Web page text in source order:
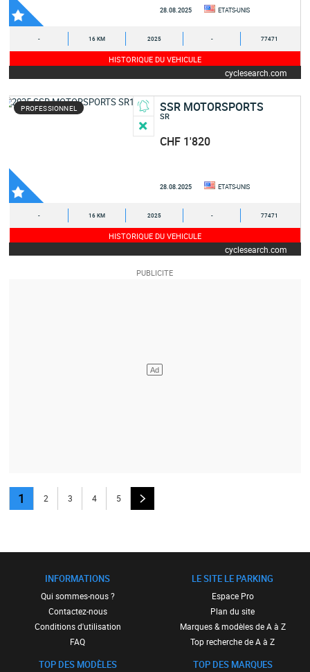
28.08.2025 ETATS-UNIS
- 16 KM 2025 - 77471
HISTORIQUE DU VEHICULE
cyclesearch.com
PROFESSIONNEL SSR MOTORSPORTS
SR
CHF 1'820
28.08.2025 ETATS-UNIS
- 16 KM 2025 - 77471
HISTORIQUE DU VEHICULE
cyclesearch.com
1 2 3 4 5
INFORMATIONS
Qui sommes-nous ?
Contactez-nous
Conditions d'utilisation
FAQ
TOP DES MODÈLES
LE SITE LE PARKING
Espace Pro
Plan du site
Marques & modèles de A à Z
Top recherche de A à Z
TOP DES MARQUES